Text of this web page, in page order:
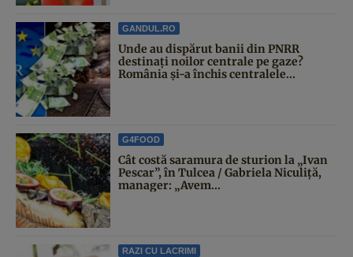
GANDUL.RO
Unde au dispărut banii din PNRR
destinați noilor centrale pe gaze?
România și-a închis centralele...
G4FOOD
Cât costă saramura de sturion la „Ivan
Pescar”, în Tulcea / Gabriela Niculiță,
manager: „Avem...
RAZI CU LACRIMI